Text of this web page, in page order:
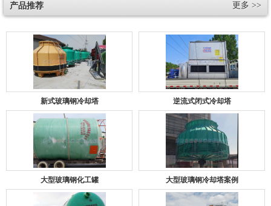
产品推荐 更多 >>
新式玻璃钢冷却塔 逆流式闭式冷却塔
大型玻璃钢化工罐 大型玻璃钢冷却塔案例